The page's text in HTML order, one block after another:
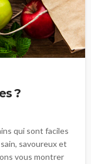
?
qui sont faciles
savoureux et
vous montrer